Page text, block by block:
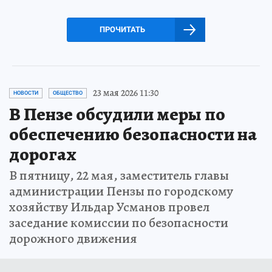
ПРОЧИТАТЬ
НОВОСТИ ОБЩЕСТВО 23 мая 2026 11:30
В Пензе обсудили меры по
обеспечению безопасности на
дорогах
В пятницу, 22 мая, заместитель главы
администрации Пензы по городскому
хозяйству Ильдар Усманов провел
заседание комиссии по безопасности
дорожного движения